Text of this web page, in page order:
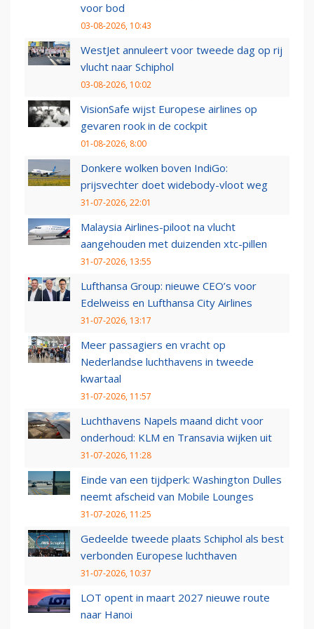
voor bod
03-08-2026, 10:43
WestJet annuleert voor tweede dag op rij
vlucht naar Schiphol
03-08-2026, 10:02
VisionSafe wijst Europese airlines op
gevaren rook in de cockpit
01-08-2026, 8:00
Donkere wolken boven IndiGo:
prijsvechter doet widebody-vloot weg
31-07-2026, 22:01
Malaysia Airlines-piloot na vlucht
aangehouden met duizenden xtc-pillen
31-07-2026, 13:55
Lufthansa Group: nieuwe CEO’s voor
Edelweiss en Lufthansa City Airlines
31-07-2026, 13:17
Meer passagiers en vracht op
Nederlandse luchthavens in tweede
kwartaal
31-07-2026, 11:57
Luchthavens Napels maand dicht voor
onderhoud: KLM en Transavia wijken uit
31-07-2026, 11:28
Einde van een tijdperk: Washington Dulles
neemt afscheid van Mobile Lounges
31-07-2026, 11:25
Gedeelde tweede plaats Schiphol als best
verbonden Europese luchthaven
31-07-2026, 10:37
LOT opent in maart 2027 nieuwe route
naar Hanoi